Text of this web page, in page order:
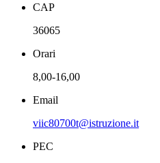
CAP
36065
Orari
8,00-16,00
Email
viic80700t@istruzione.it
PEC